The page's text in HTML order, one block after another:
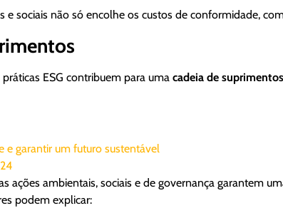
sociais não só encolhe os custos de conformidade,
ESG contribuem para uma cadeia de
e garantir um futuro sustentável
ações ambientais, sociais e de governança garantem
podem explicar: